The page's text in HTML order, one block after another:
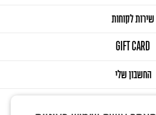
שירות לקוחות
GIFT CARD
החשבון שלי